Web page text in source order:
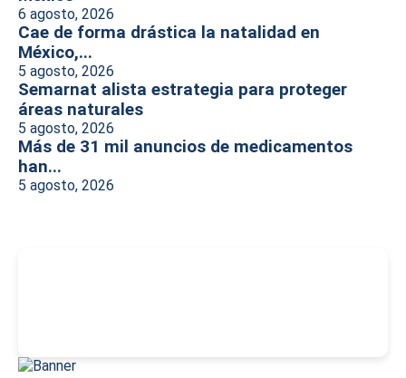
6 agosto, 2026
Cae de forma drástica la natalidad en
México,...
5 agosto, 2026
Semarnat alista estrategia para proteger
áreas naturales
5 agosto, 2026
Más de 31 mil anuncios de medicamentos
han...
5 agosto, 2026